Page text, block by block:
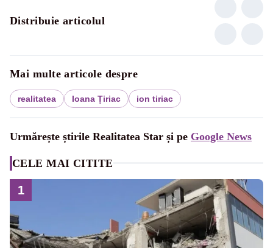
Distribuie articolul
Mai multe articole despre
realitatea Ioana Țiriac ion tiriac
Urmărește știrile Realitatea Star și pe Google News
CELE MAI CITITE
1